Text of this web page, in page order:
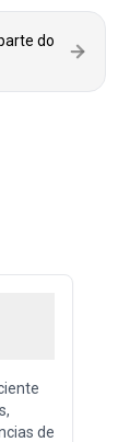
do
de